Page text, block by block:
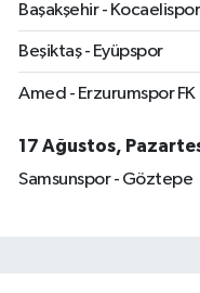
Başakşehir - Kocaelispor
Beşiktaş - Eyüpspor
Amed - Erzurumspor FK
17 Ağustos,
Samsunspor - Göztepe